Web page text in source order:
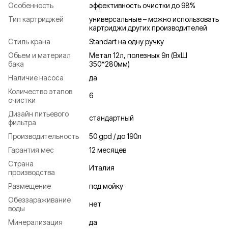
Особенность
эффективность очистки до 98%
Тип картриджей
универсальные – можно использовать
картриджи других производителей
Стиль крана
Standart на одну ручку
Обьем и материал
бака
Метал 12л, полезных 9л (ВхШ
350*280мм)
Наличие насоса
да
Количество этапов
очистки
6
Дизайн питьевого
фильтра
стандартный
Производительность
50 gpd / до 190л
Гарантия мес
12 месяцев
Страна
производства
Италия
Размещение
под мойку
Обеззараживание
воды
нет
Минерализация да